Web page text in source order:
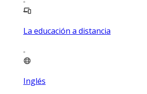
La educación a distancia
Inglés